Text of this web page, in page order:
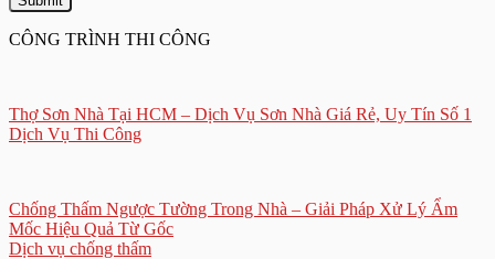
CÔNG TRÌNH THI CÔNG
Thợ Sơn Nhà Tại HCM – Dịch Vụ Sơn Nhà Giá Rẻ, Uy Tín Số 1
Dịch Vụ Thi Công
Chống Thấm Ngược Tường Trong Nhà – Giải Pháp Xử Lý Ẩm
Mốc Hiệu Quả Từ Gốc
Dịch vụ chống thấm